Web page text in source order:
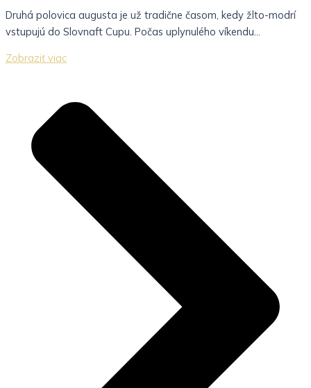
Druhá polovica augusta je už tradične časom, kedy žlto-modrí
vstupujú do Slovnaft Cupu. Počas uplynulého víkendu...
Zobraziť viac